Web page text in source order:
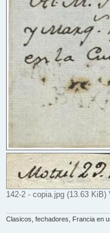
142-2 - copia.jpg (13.63 KiB)
Clasicos, fechadores, Francia en